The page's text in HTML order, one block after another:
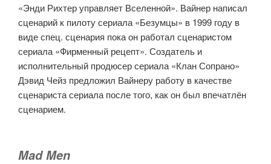
«Энди Рихтер управляет Вселенной». Вайнер написал
сценарий к пилоту сериала «Безумцы» в 1999 году в
виде спец. сценария пока он работал сценаристом
сериала «Фирменный рецепт». Создатель и
исполнительный продюсер сериала «Клан Сопрано»
Дэвид Чейз предложил Вайнеру работу в качестве
сценариста сериала после того, как он был впечатлён
сценарием.
Mad Men